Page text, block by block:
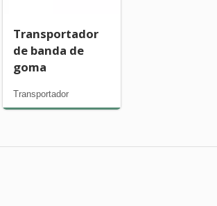
serie TB-1011
Transportador
de banda de
goma
Transportador